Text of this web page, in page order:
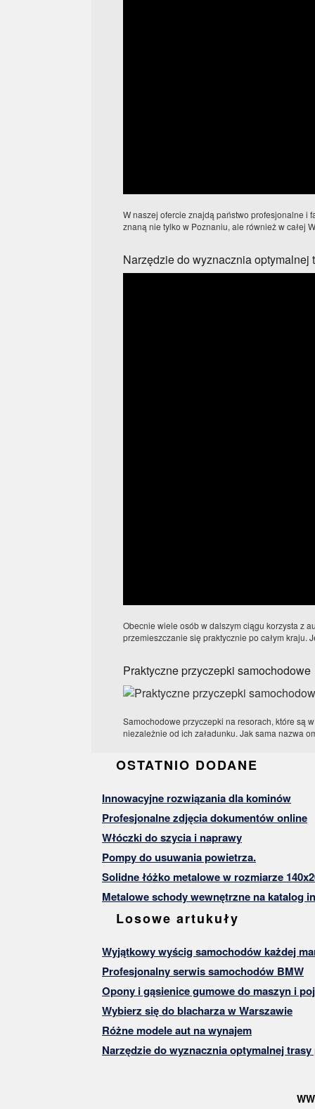
W naszej ofercie znajdą państwo profesjonalne i
znaną nie tylko w Poznaniu, ale również w całej
Narzędzie do wyznacznia optymalnej
Obecnie wiele osób w dalszym ciągu korzysta z
przemieszczanie się praktycznie po całym kraju.
Praktyczne przyczepki samochodowe
Samochodowe przyczepki na resorach, które są
niezależnie od ich załadunku. Jak sama nazwa
OSTATNIO DODANE
Innowacyjne rozwiązania dla kominów
Profesjonalne zdjęcia dokumentów online
Włóczki do szycia i naprawy
Pompy do usuwania powietrza.
Solidne łóżko metalowe w rozmiarze
Metalowe schody wewnętrzne na katalog
Losowe artukuły
Wyjątkowy wyścig samochodów każdej
Profesjonalny serwis samochodów BMW
Opony i gąsienice gumowe do maszyn i
Wybierz się do blacharza w Warszawie
Różne modele aut na wynajem
Narzędzie do wyznacznia optymalnej